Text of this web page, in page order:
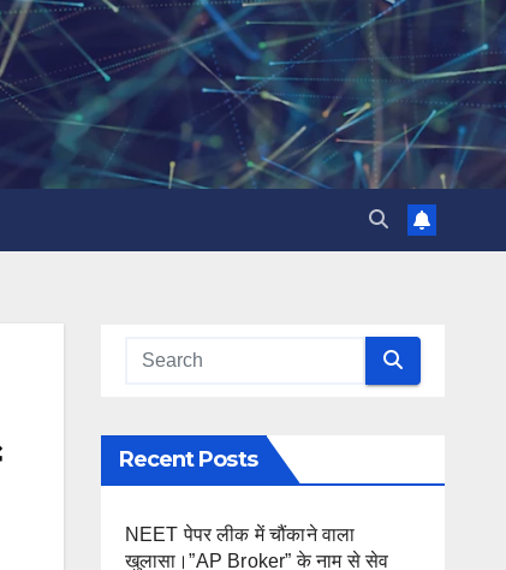
Recent Posts
NEET पेपर लीक में चौंकाने वाला
खुलासा।”AP Broker” के नाम से सेव